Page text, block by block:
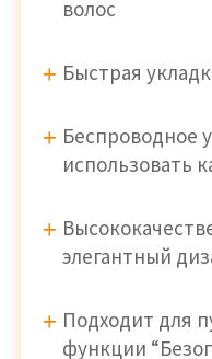
волос
Быстрая
Беспроводное
использовать
элегантный
Подходит для
функции